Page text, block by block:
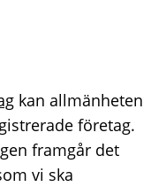
kan allmänheten
företag.
framgår det
vi ska